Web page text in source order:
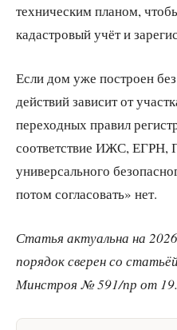
техническим планом,
кадастровый учёт и
Если дом уже построен
действий зависит от
переходных правил
соответствие ИЖС, ЕГРН,
универсального
потом согласовать» нет.
Статья актуальна на
порядок сверен со
Минстроя № 591/пр от